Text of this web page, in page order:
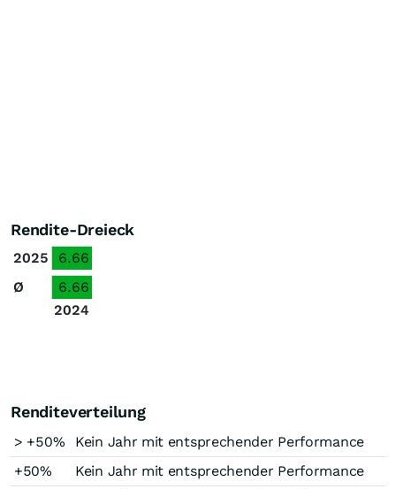
Rendite-Dreieck
2025
6.66
Ø
6.66
2024
Renditeverteilung
> +50%
Kein Jahr mit entsprechender Performance
+50%
Kein Jahr mit entsprechender Performance